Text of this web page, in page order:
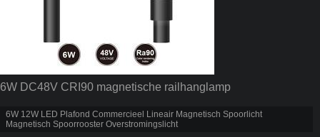
6W DC48V CRI90 magnetische railhanglamp
6W 12W LED Plafond Commercieel Lineair Magnetisch Spoorlicht
Magnetisch Spoorrooster Overstromingslicht